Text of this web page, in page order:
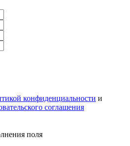
конфиденциальности и
соглашения
поля